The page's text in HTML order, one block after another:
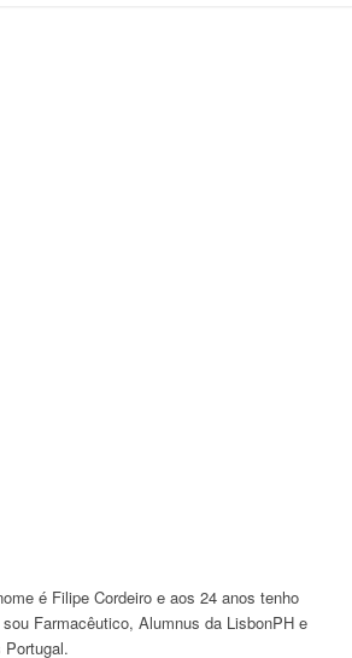
é Filipe Cordeiro e aos 24 anos tenho
Farmacêutico, Alumnus da LisbonPH e
Portugal.